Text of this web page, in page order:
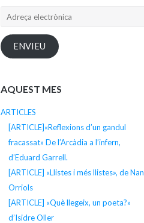
Adreça
ENVIEU
AQUEST MES
ARTICLES
[ARTICLE]«Reflexions d’un gandul
fracassat» De l’Arcàdia a l’infern,
d’Eduard Garrell.
[ARTICLE] «Llistes i més llistes», de Nan
Orriols
[ARTICLE] «Què llegeix, un poeta?»
d’Isidre Oller